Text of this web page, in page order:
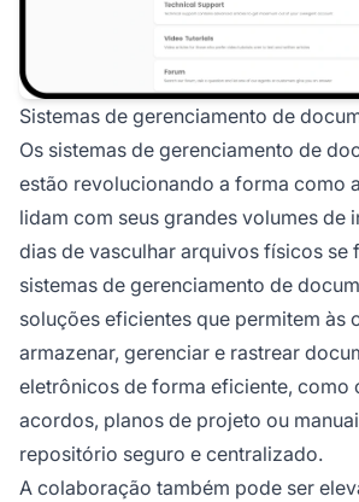
Sistemas de gerenciamento de
Os sistemas de gerenciamento de
estão revolucionando a forma como
lidam com seus grandes volumes de
dias de vasculhar arquivos físicos se
sistemas de gerenciamento de
soluções eficientes que permitem às
armazenar, gerenciar e rastrear
eletrônicos de forma eficiente, como
acordos, planos de projeto ou
repositório seguro e centralizado.
A colaboração também pode ser